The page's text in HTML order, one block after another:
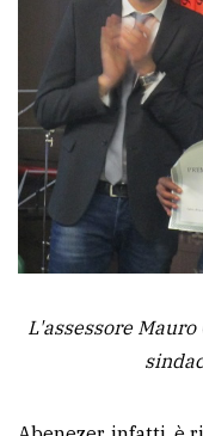
avanzata
LE
ALTRE
TESTATE
L'assessore